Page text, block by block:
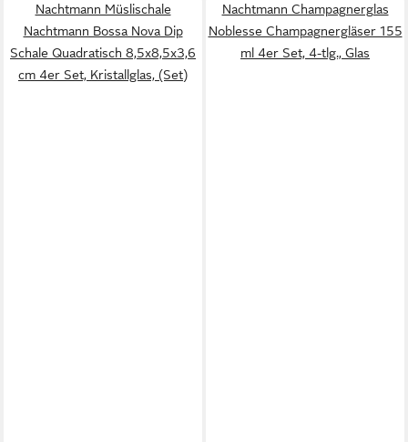
Nachtmann Müslischale
Nachtmann Bossa Nova Dip
Schale Quadratisch 8,5x8,5x3,6
cm 4er Set, Kristallglas, (Set)
Nachtmann Champagnerglas
Noblesse Champagnergläser 155
ml 4er Set, 4-tlg., Glas